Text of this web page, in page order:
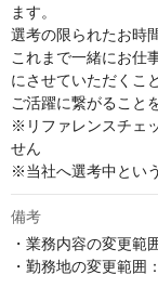
ます。
選考の限られたお時
これまで一緒にお仕
にさせていただくこ
ご活躍に繋がること
※リファレンスチェ
せん
※当社へ選考中とい
備考
・業務内容の変更範
・勤務地の変更範囲